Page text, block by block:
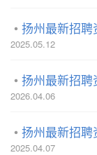
扬州最新招聘
2025.05.12
扬州最新招聘
2026.04.06
扬州最新招聘
2025.04.07